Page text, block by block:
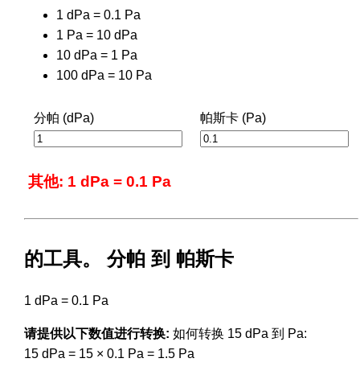
1 dPa = 0.1 Pa
1 Pa = 10 dPa
10 dPa = 1 Pa
100 dPa = 10 Pa
分帕 (dPa) 帕斯卡 (Pa)
其他: 1 dPa = 0.1 Pa
的工具。 分帕 到 帕斯卡
1 dPa = 0.1 Pa
请提供以下数值进行转换: 如何转换 15 dPa 到 Pa:
15 dPa = 15 × 0.1 Pa = 1.5 Pa